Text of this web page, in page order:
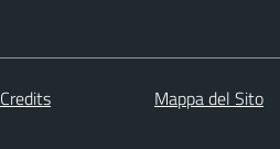
Credits Mappa del Sito